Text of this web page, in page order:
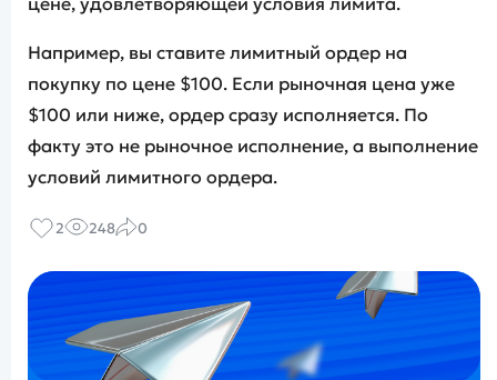
Например, вы ставите лимитный ордер на
покупку по цене $100. Если рыночная цена уже
$100 или ниже, ордер сразу исполняется. По
факту это не рыночное исполнение, а выполнение
условий лимитного ордера.
2 248 0